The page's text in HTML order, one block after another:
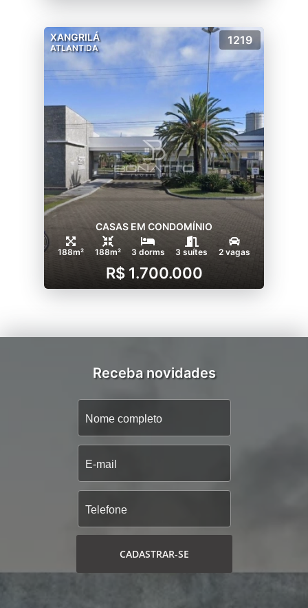
XANGRILÁ
ATLANTIDA
1219
CASAS EM CONDOMÍNIO
188m² 188m² 3 dorms 3 suítes 2 vagas
R$ 1.700.000
Receba novidades
CADASTRAR-SE